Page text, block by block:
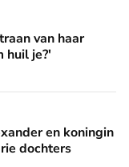
moeder: 'Mama
van haar
huil je?'
Máxima leren
en koningin
dochters